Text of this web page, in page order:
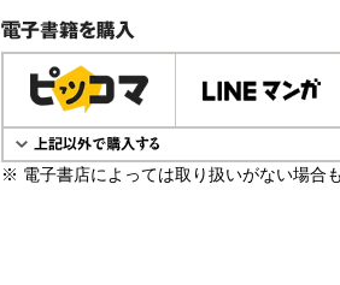
電子書籍で購入
※ 電子書店によっては取り扱いがない場合